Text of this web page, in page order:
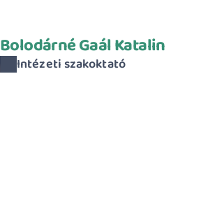
Bolodárné Gaál Katalin
Intézeti szakoktató